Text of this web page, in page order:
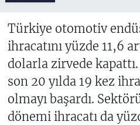
Türkiye otomotiv
ihracatını yüzde 11,6
dolarla zirvede
son 20 yılda 19 kez
olmayı başardı.
dönemi ihracatı da